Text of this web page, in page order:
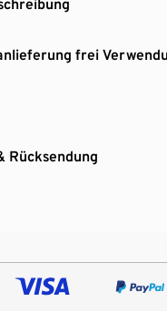
frei
Rücksendung